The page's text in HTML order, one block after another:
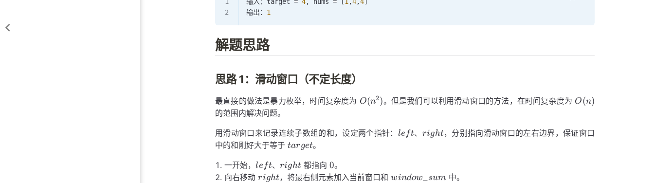
输出： 1
解题思路
思路 1：滑动窗口（不定长度）
最直接的做法是暴力枚举，时间复杂度为 O(n^2)
O(n2)。但是我们可以利用滑动窗口的方法，在时间复杂度为 O(n)
O(n)
的范围内解决问题。
用滑动窗口来记录连续子数组的和，设定两个指针： left
le ft、 right
right，分别指向滑动窗口的左右边界，保证窗口
中的和刚好大于等于 target
target。
一开始，left
le ft、 right
right 都指向 0
0。
向右移动right
right，将最右侧元素加入当前窗口和window\_sum
window sum中。